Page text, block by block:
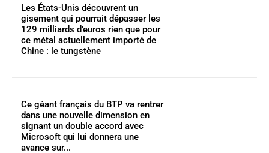
Les États-Unis découvrent un
gisement qui pourrait dépasser les
129 milliards d’euros rien que pour
ce métal actuellement importé de
Chine : le tungstène
Ce géant français du BTP va rentrer
dans une nouvelle dimension en
signant un double accord avec
Microsoft qui lui donnera une
avance sur...